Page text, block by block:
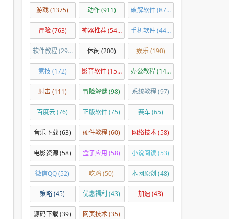
游戏(1375) 动作(911) 破解软件(876)
冒险(763) 神器推荐(540) 手机软件(449)
软件教程(294) 休闲 (200) 娱乐(190)
竞技 (172) 影音软件(150) 办公教程(144)
射击(111) 冒险解谜(98) 系统教程(97)
百度云(76) 正版软件(75) 赛车(65)
音乐下载(63) 硬件教程(60) 网络技术(58)
电影资源(58) 盒子应用 (58) 小说阅读(53)
微信QQ(52) 吃鸡 (50) 本网原创 (48)
策略(45) 优惠福利 (43) 加速(43)
源码下载(39) 网页技术(35)